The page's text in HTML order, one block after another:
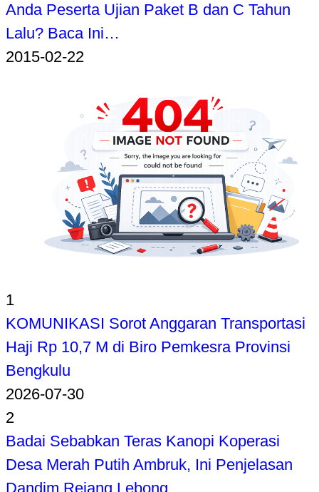
Anda Peserta Ujian Paket B dan C Tahun
Lalu? Baca Ini…
2015-02-22
1
KOMUNIKASI Sorot Anggaran Transportasi
Haji Rp 10,7 M di Biro Pemkesra Provinsi
Bengkulu
2026-07-30
2
Badai Sebabkan Teras Kanopi Koperasi
Desa Merah Putih Ambruk, Ini Penjelasan
Dandim Rejang Lebong